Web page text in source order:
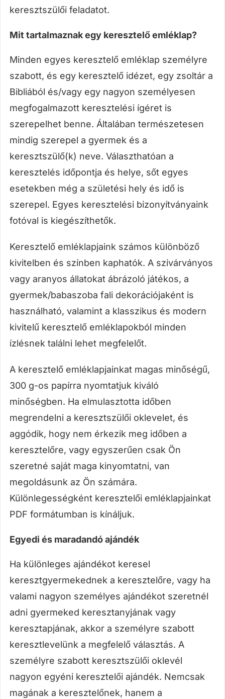
keresztszülői feladatot.
Mit tartalmaznak egy keresztelő emléklap?
Minden egyes keresztelő emléklap személyre
szabott, és egy keresztelő idézet, egy zsoltár a
Bibliából és/vagy egy nagyon személyesen
megfogalmazott keresztelési ígéret is
szerepelhet benne. Általában természetesen
mindig szerepel a gyermek és a
keresztszülő(k) neve. Választhatóan a
keresztelés időpontja és helye, sőt egyes
esetekben még a születési hely és idő is
szerepel. Egyes keresztelési bizonyítványaink
fotóval is kiegészíthetők.
Keresztelő emléklapjaink számos különböző
kivitelben és színben kaphatók. A szivárványos
vagy aranyos állatokat ábrázoló játékos, a
gyermek/babaszoba fali dekorációjaként is
használható, valamint a klasszikus és modern
kivitelű keresztelő emléklapokból minden
ízlésnek találni lehet megfelelőt.
A keresztelő emléklapjainkat magas minőségű,
300 g-os papírra nyomtatjuk kiváló
minőségben. Ha elmulasztotta időben
megrendelni a keresztszülői oklevelet, és
aggódik, hogy nem érkezik meg időben a
keresztelőre, vagy egyszerűen csak Ön
szeretné saját maga kinyomtatni, van
megoldásunk az Ön számára.
Különlegességként keresztelői emléklapjainkat
PDF formátumban is kínáljuk.
Egyedi és maradandó ajándék
Ha különleges ajándékot keresel
keresztgyermekednek a keresztelőre, vagy ha
valami nagyon személyes ajándékot szeretnél
adni gyermeked keresztanyjának vagy
keresztapjának, akkor a személyre szabott
keresztlevelünk a megfelelő választás. A
személyre szabott keresztszülői oklevél
nagyon egyéni keresztelői ajándék. Nemcsak
magának a keresztelőnek, hanem a